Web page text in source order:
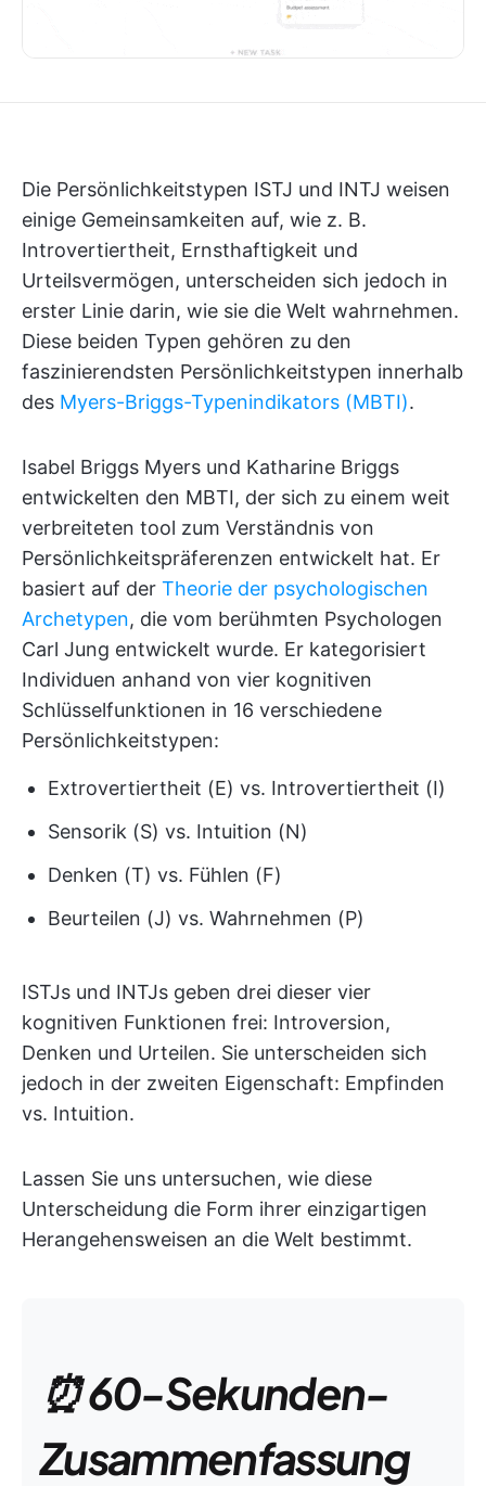
Die Persönlichkeitstypen ISTJ und INTJ weisen
einige Gemeinsamkeiten auf, wie z. B.
Introvertiertheit, Ernsthaftigkeit und
Urteilsvermögen, unterscheiden sich jedoch in
erster Linie darin, wie sie die Welt wahrnehmen.
Diese beiden Typen gehören zu den
faszinierendsten Persönlichkeitstypen innerhalb
des Myers-Briggs-Typenindikators (MBTI).
Isabel Briggs Myers und Katharine Briggs
entwickelten den MBTI, der sich zu einem weit
verbreiteten tool zum Verständnis von
Persönlichkeitspräferenzen entwickelt hat. Er
basiert auf der Theorie der psychologischen
Archetypen, die vom berühmten Psychologen
Carl Jung entwickelt wurde. Er kategorisiert
Individuen anhand von vier kognitiven
Schlüsselfunktionen in 16 verschiedene
Persönlichkeitstypen:
Extrovertiertheit (E) vs. Introvertiertheit (I)
Sensorik (S) vs. Intuition (N)
Denken (T) vs. Fühlen (F)
Beurteilen (J) vs. Wahrnehmen (P)
ISTJs und INTJs geben drei dieser vier
kognitiven Funktionen frei: Introversion,
Denken und Urteilen. Sie unterscheiden sich
jedoch in der zweiten Eigenschaft: Empfinden
vs. Intuition.
Lassen Sie uns untersuchen, wie diese
Unterscheidung die Form ihrer einzigartigen
Herangehensweisen an die Welt bestimmt.
⏰ 60-Sekunden-
Zusammenfassung